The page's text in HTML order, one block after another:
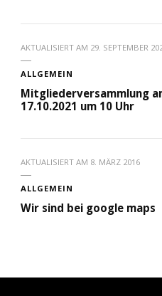
AKTUALISIERT AM 29. SEPTEMBER
ALLGEMEIN
Mitgliederversammlung
17.10.2021 um 10 Uhr
AKTUALISIERT AM 8. MÄRZ 2016
ALLGEMEIN
Wir sind bei google maps